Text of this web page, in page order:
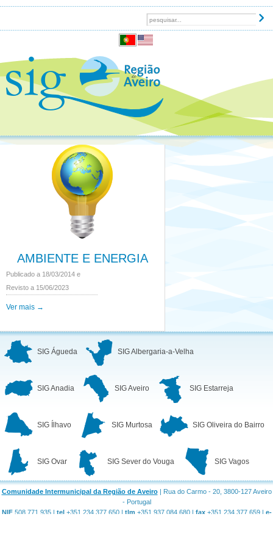
AMBIENTE E ENERGIA
Publicado a 18/03/2014 e
Revisto a 15/06/2023
Ver mais →
SIG Águeda SIG Albergaria-a-Velha
SIG Anadia SIG Aveiro SIG Estarreja
SIG Ílhavo SIG Murtosa SIG Oliveira do Bairro
SIG Ovar SIG Sever do Vouga SIG Vagos
Comunidade Intermunicipal da Região de Aveiro| Rua do Carmo - 20, 3800-127 Aveiro
- Portugal
NIF508 771 935 | tel+351 234 377 650 | tlm +351 937 084 680 | fax+351 234 377 659 | e-